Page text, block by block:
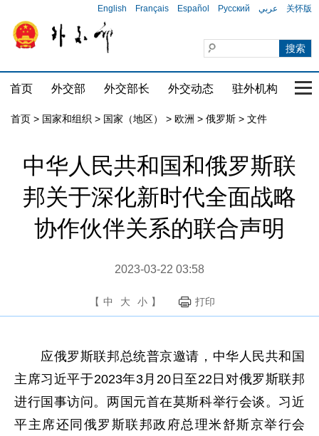
English Français Español Русский عربي 关怀版
首页 外交部 外交部长 外交动态 驻外机构 国
首页 > 国家和组织 > 国家（地区） > 欧洲 > 俄罗斯 > 文件
中华人民共和国和俄罗斯联
邦关于深化新时代全面战略
协作伙伴关系的联合声明
2023-03-22 03:58
【 中 大 小 】 打印
应俄罗斯联邦总统普京邀请，中华人民共和国
主席习近平于2023年3月20日至22日对俄罗斯联邦
进行国事访问。两国元首在莫斯科举行会谈。习近
平主席还同俄罗斯联邦政府总理米舒斯京举行会